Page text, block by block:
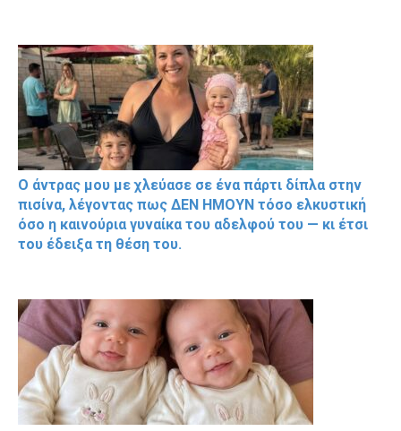
Ο άντρας μου με χλεύασε σε ένα πάρτι δίπλα στην
πισίνα, λέγοντας πως ΔΕΝ ΗΜΟΥΝ τόσο ελκυστική
όσο η καινούρια γυναίκα του αδελφού του — κι έτσι
του έδειξα τη θέση του.